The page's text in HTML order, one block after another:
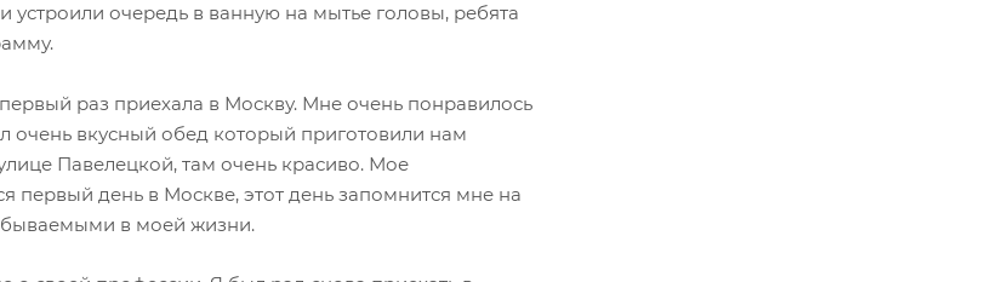
устроили очередь в ванную на мытье головы, ребята
раз приехала в Москву. Мне очень понравилось
очень вкусный обед который приготовили нам
Павелецкой, там очень красиво. Мое
первый день в Москве, этот день запомнится мне на
в моей жизни.